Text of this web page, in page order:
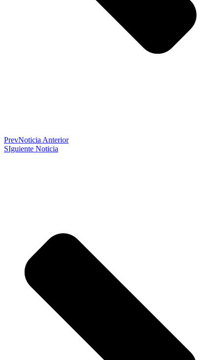
PrevNoticia Anterior
SIguiente Noticia